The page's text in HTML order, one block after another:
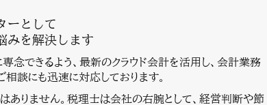
ーとして
みを解決します
念できるよう、最新のクラウド会計を活用し、会計業務
談にも迅速に対応しております。
ありません。税理士は会社の右腕として、経営判断や節